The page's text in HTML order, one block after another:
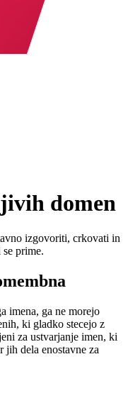
domen
izgovoriti, crkovati in
prime.
imena, ga ne morejo
ki gladko stecejo z
za ustvarjanje imen, ki
dela enostavne za